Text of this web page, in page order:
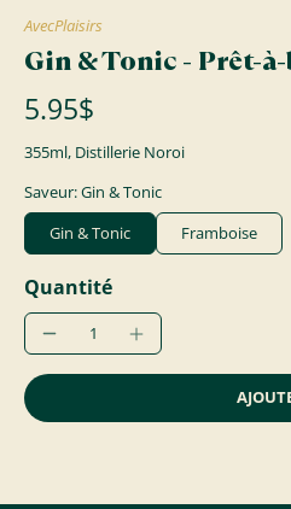
AvecPlaisirs
Gin & Tonic - Prêt-
5.95$
355ml, Distillerie Noroi
Saveur: Gin & Tonic
Gin & Tonic
Framboise
Quantité